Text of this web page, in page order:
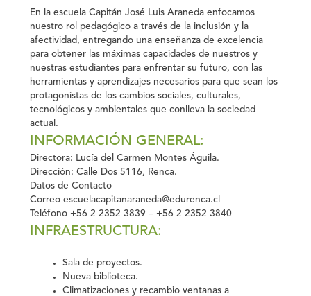
En la escuela Capitán José Luis Araneda enfocamos
nuestro rol pedagógico a través de la inclusión y la
afectividad, entregando una enseñanza de excelencia
para obtener las máximas capacidades de nuestros y
nuestras estudiantes para enfrentar su futuro, con las
herramientas y aprendizajes necesarios para que sean los
protagonistas de los cambios sociales, culturales,
tecnológicos y ambientales que conlleva la sociedad
actual.
INFORMACIÓN GENERAL:
Directora: Lucía del Carmen Montes Águila.
Dirección: Calle Dos 5116, Renca.
Datos de Contacto
Correoescuelacapitanaraneda@edurenca.cl
Teléfono+56 2 2352 3839 – +56 2 2352 3840
INFRAESTRUCTURA:
Sala de proyectos.
Nueva biblioteca.
Climatizaciones y recambio ventanas a